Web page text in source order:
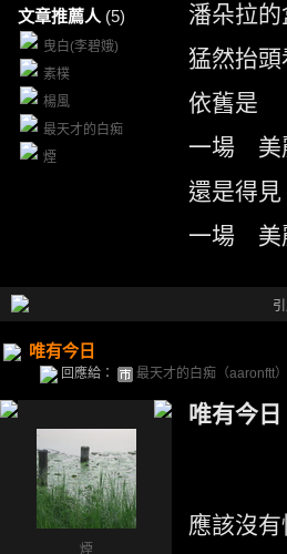
文章推薦人 (5)
曳白(李碧娥)
素樸
楊風
最天才的白痴
煙
潘朵拉
猛然抬頭
依舊是
一場 美
還是得見
一場 美
唯有今日
回應給： 最天才的白痴（aaronftt）
煙
唯有今日
應該沒有